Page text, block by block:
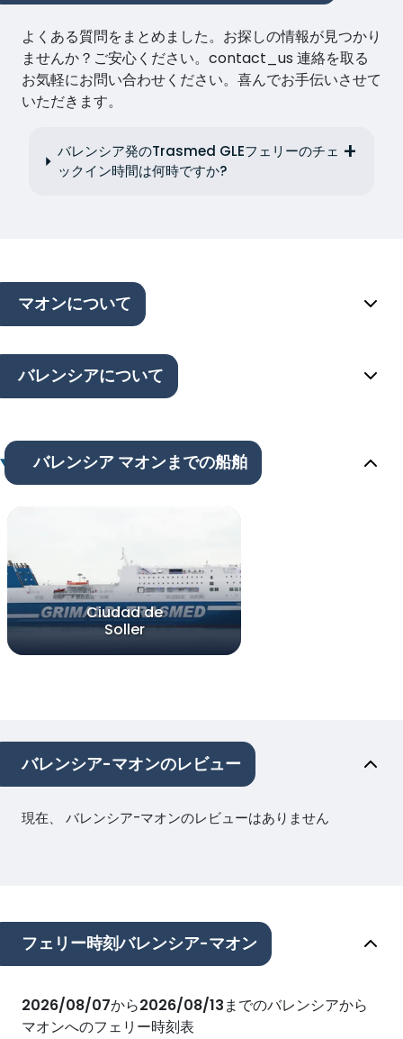
よくある質問をまとめました。お探しの情報が見つかり
ませんか？ご安心ください。contact_us 連絡を取る
お気軽にお問い合わせください。喜んでお手伝いさせて
いただきます。
バレンシア発のTrasmed GLEフェリーのチェ
ックイン時間は何時ですか?
マオンについて
バレンシアについて
バレンシア マオンまでの船舶
Ciudad de
Soller
バレンシア-マオンのレビュー
現在、 バレンシア-マオンのレビューはありません
フェリー時刻バレンシア-マオン
2026/08/07から2026/08/13までのバレンシアから
マオンへのフェリー時刻表